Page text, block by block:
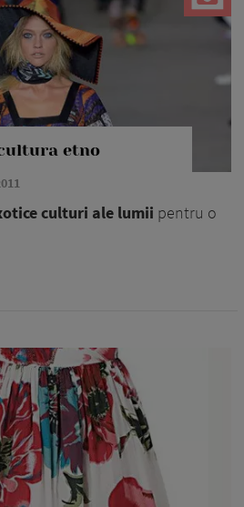
etno
culturi ale lumii pentru o